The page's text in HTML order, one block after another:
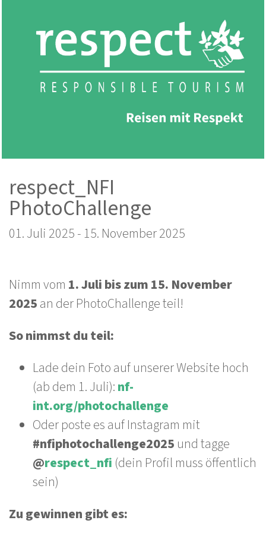
respect_NFI
PhotoChallenge
01. Juli 2025-15. November 2025
Nimm vom 1. Juli bis zum 15. November
2025an der PhotoChallenge teil!
So nimmst du teil:
Lade dein Foto auf unserer Website hoch
(ab dem 1. Juli):nf-
int.org/photochallenge
Oder poste es auf Instagram mit
#nfiphotochallenge2025 und tagge
@respect_nfi (dein Profil muss öffentlich
sein)
Zu gewinnen gibt es: